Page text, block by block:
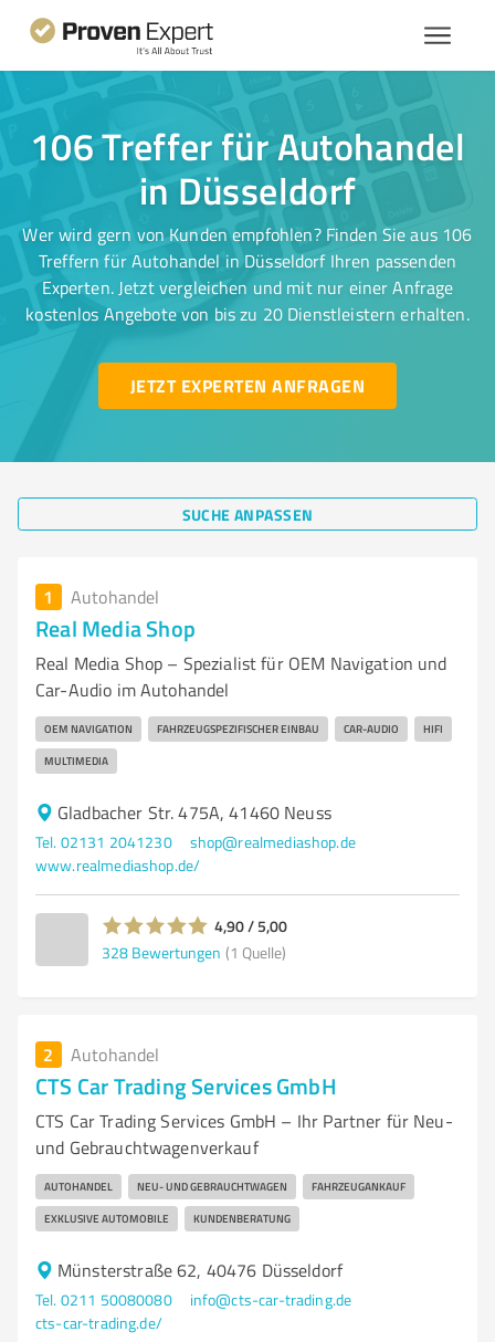
106 Treffer für Autohandel
in Düsseldorf
Wer wird gern von Kunden empfohlen? Finden Sie aus 106
Treffern für Autohandel in Düsseldorf Ihren passenden
Experten. Jetzt vergleichen und mit nur einer Anfrage
kostenlos Angebote von bis zu 20 Dienstleistern erhalten.
JETZT EXPERTEN ANFRAGEN
SUCHE ANPASSEN
1 Autohandel
Real Media Shop
Real Media Shop – Spezialist für OEM Navigation und
Car-Audio im Autohandel
OEM NAVIGATION FAHRZEUGSPEZIFISCHER EINBAU CAR-AUDIO HIFI
MULTIMEDIA
Gladbacher Str. 475A, 41460 Neuss
Tel. 02131 2041230
shop@realmediashop.de
www.realmediashop.de/
4,90 / 5,00
328 Bewertungen (1 Quelle)
2 Autohandel
CTS Car Trading Services GmbH
CTS Car Trading Services GmbH – Ihr Partner für Neu-
und Gebrauchtwagenverkauf
AUTOHANDEL NEU- UND GEBRAUCHTWAGEN FAHRZEUGANKAUF
EXKLUSIVE AUTOMOBILE KUNDENBERATUNG
Münsterstraße 62, 40476 Düsseldorf
Tel. 0211 50080080
info@cts-car-trading.de
cts-car-trading.de/